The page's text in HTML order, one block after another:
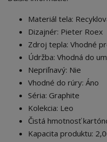
Materiál tela:
Dizajnér: Pieter Roex
Zdroj tepla: Vhodné
Údržba: Vhodná do
Nepriľnavý: Nie
Vhodné do rúry: Áno
Séria: Graphite
Kolekcia: Leo
Čistá hmotnosť
Kapacita produktu: